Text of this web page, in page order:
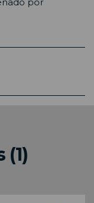
por
(1)